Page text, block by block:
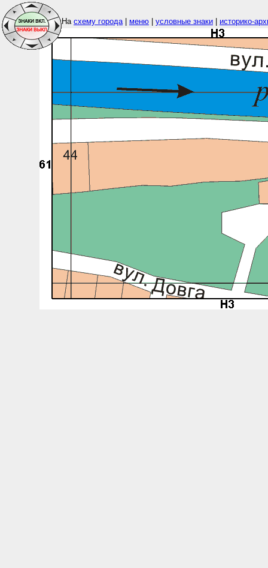
На схему города| меню условные знаки историко-